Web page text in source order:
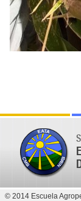
© 2014 Escuela